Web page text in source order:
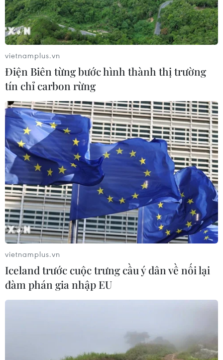
#phở treo #phở hà nội
#phở từ thiện
TP. Hà Nội
Theo dõi VietnamPlus
TIN LIÊN QUAN
vietnamplus.vn
Điện Biên từng bước hình thành thị trường
tín chỉ carbon rừng
vietnamplus.vn
Iceland trước cuộc trưng cầu ý dân về nối lại
đàm phán gia nhập EU